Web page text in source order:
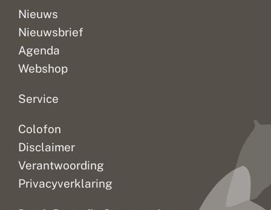
Nieuws
Nieuwsbrief
Agenda
Webshop
Service
Colofon
Disclaimer
Verantwoording
Privacyverklaring